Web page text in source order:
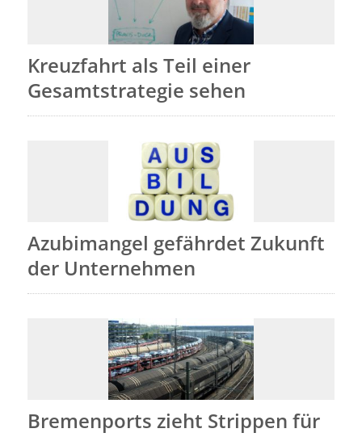
Kreuzfahrt als Teil einer
Gesamtstrategie sehen
Azubimangel gefährdet Zukunft
der Unternehmen
Bremenports zieht Strippen für